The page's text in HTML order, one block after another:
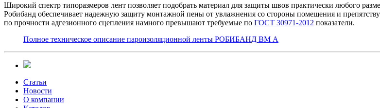
Широкий спектр типоразмеров лент позволяет подобрать материал для защиты швов практически любого
Робибанд обеспечивает надежную защиту монтажной пены от увлажнения со стороны помещения и
по прочности адгезионного сцепления намного превышают требуемые по ГОСТ 30971-2012 показатели.
Полное техническое описание пароизоляционной ленты РОБИБАНД ВМ А
Статьи
Новости
О компании